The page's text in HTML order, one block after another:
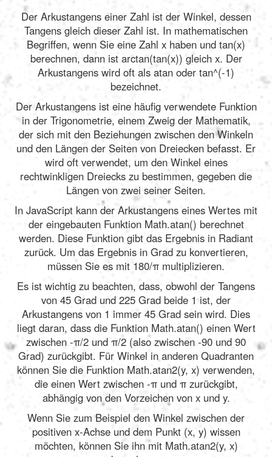
Der Arkustangens einer Zahl ist der Winkel, dessen
Tangens gleich dieser Zahl ist. In mathematischen
Begriffen, wenn Sie eine Zahl x haben und tan(x)
berechnen, dann ist arctan(tan(x)) gleich x. Der
Arkustangens wird oft als atan oder tan^(-1)
bezeichnet.
Der Arkustangens ist eine häufig verwendete Funktion
in der Trigonometrie, einem Zweig der Mathematik,
der sich mit den Beziehungen zwischen den Winkeln
und den Längen der Seiten von Dreiecken befasst. Er
wird oft verwendet, um den Winkel eines
rechtwinkligen Dreiecks zu bestimmen, gegeben die
Längen von zwei seiner Seiten.
In JavaScript kann der Arkustangens eines Wertes mit
der eingebauten Funktion Math.atan() berechnet
werden. Diese Funktion gibt das Ergebnis in Radiant
zurück. Um das Ergebnis in Grad zu konvertieren,
müssen Sie es mit 180/π multiplizieren.
Es ist wichtig zu beachten, dass, obwohl der Tangens
von 45 Grad und 225 Grad beide 1 ist, der
Arkustangens von 1 immer 45 Grad sein wird. Dies
liegt daran, dass die Funktion Math.atan() einen Wert
zwischen -π/2 und π/2 (also zwischen -90 und 90
Grad) zurückgibt. Für Winkel in anderen Quadranten
können Sie die Funktion Math.atan2(y, x) verwenden,
die einen Wert zwischen -π und π zurückgibt,
abhängig von den Vorzeichen von x und y.
Wenn Sie zum Beispiel den Winkel zwischen der
positiven x-Achse und dem Punkt (x, y) wissen
möchten, können Sie ihn mit Math.atan2(y, x)